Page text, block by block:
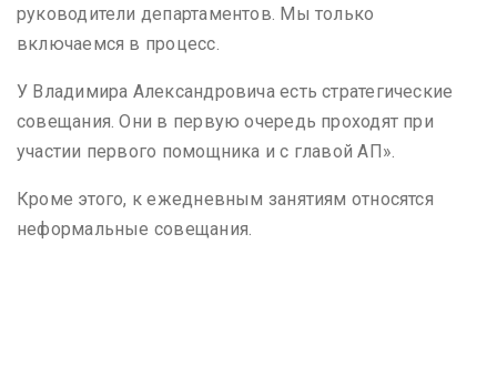
руководители департаментов. Мы только
включаемся в процесс.
У Владимира Александровича есть стратегические
совещания. Они в первую очередь проходят при
участии первого помощника и с главой АП».
Кроме этого, к ежедневным занятиям относятся
неформальные совещания.